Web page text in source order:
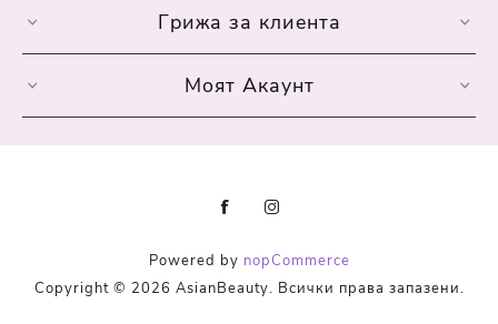
Грижа за клиента
Моят Акаунт
Powered by nopCommerce
Copyright © 2026 AsianBeauty. Всички права запазени.